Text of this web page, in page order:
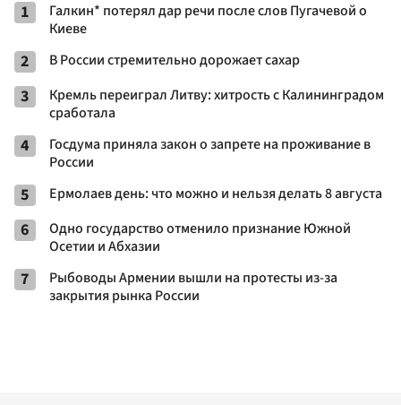
1
Галкин* потерял дар речи после слов Пугачевой о
Киеве
2 В России стремительно дорожает сахар
3
Кремль переиграл Литву: хитрость с Калининградом
сработала
4
Госдума приняла закон о запрете на проживание в
России
5 Ермолаев день: что можно и нельзя делать 8 августа
6
Одно государство отменило признание Южной
Осетии и Абхазии
7
Рыбоводы Армении вышли на протесты из-за
закрытия рынка России